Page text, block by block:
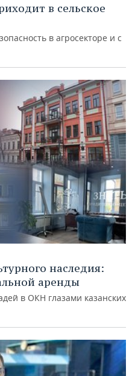
в сельское
в агросекторе и с
наследия:
аренды
в ОКН глазами казанских